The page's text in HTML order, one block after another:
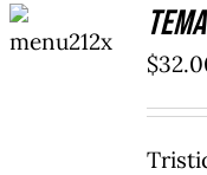
CART
/
$